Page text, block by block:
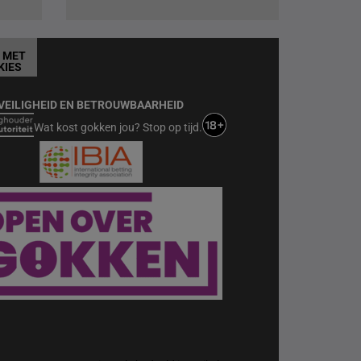
EN BETROUWBAARHEID
Wat kost gokken jou? Stop op tijd.